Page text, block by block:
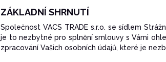
ZÁKLADNÍ SHRNUTÍ
Společnost VACS TRADE s.r.o. se sídlem
je to nezbytné pro splnění smlouvy s Vámi
zpracování Vašich osobních údajů, které je